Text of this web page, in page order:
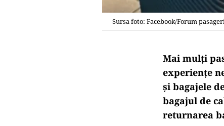
Sursa foto: Facebook/Forum
Mai mulți
experiențe
și bagajele
bagajul de
returnarea